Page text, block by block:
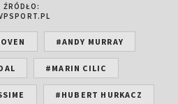
ŹRÓDŁO:
#ANDY MURRAY
#MARIN CILIC
#HUBERT HURKACZ